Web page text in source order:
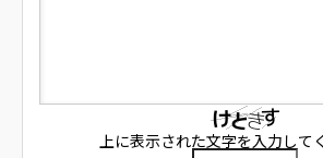
上に表示された文字を入力して